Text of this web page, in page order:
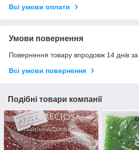
Всі умови оплати
Умови повернення
Повернення товару впродовж 14 днів
Всі умови повернення
Подібні товари компанії